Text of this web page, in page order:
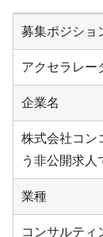
募集ポジショ
アクセラレー
企業名
株式会社コン
う非公開求人
業種
コンサルテ